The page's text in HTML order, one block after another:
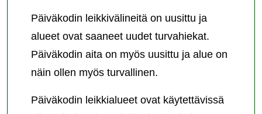
Päiväkodin leikkivälineitä on uusittu ja
alueet ovat saaneet uudet turvahiekat.
Päiväkodin aita on myös uusittu ja alue on
näin ollen myös turvallinen.
Päiväkodin leikkialueet ovat käytettävissä